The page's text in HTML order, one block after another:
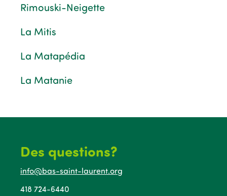
Rimouski-Neigette
La Mitis
La Matapédia
La Matanie
Des questions?
info@bas-saint-laurent.org
418 724-6440